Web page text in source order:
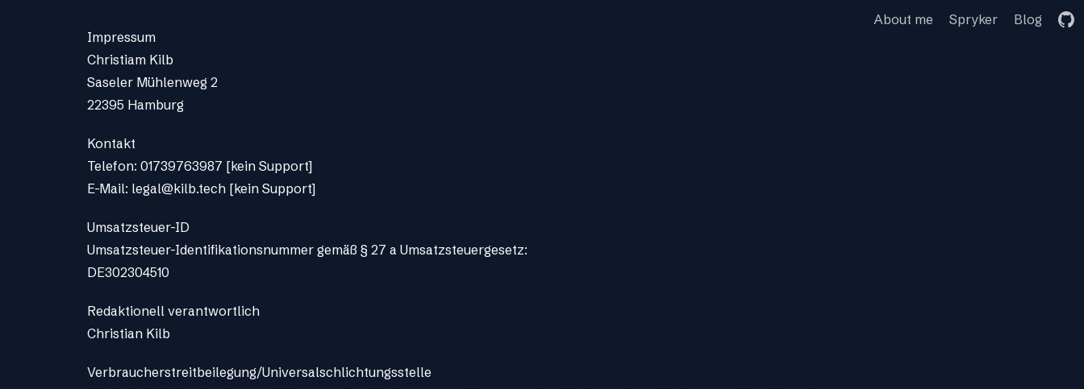
About me Spryker
Blog
Impressum
Christiam Kilb
Saseler Mühlenweg 2
22395 Hamburg
Kontakt
Telefon: 01739763987 [kein Support]
E-Mail: legal@kilb.tech [kein Support]
Umsatzsteuer-ID
Umsatzsteuer-Identifikationsnummer gemäß § 27 a Umsatzsteuergesetz:
DE302304510
Redaktionell verantwortlich
Christian Kilb
Verbraucher­streit­beilegung/Universal­schlichtungs­stelle